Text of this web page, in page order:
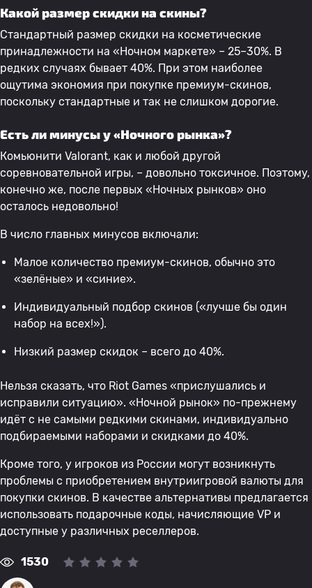
Какой размер скидки на скины?
Стандартный размер скидки на косметические
принадлежности на «Ночном маркете» – 25–30%. В
редких случаях бывает 40%. При этом наиболее
ощутима экономия при покупке премиум-скинов,
поскольку стандартные и так не слишком дорогие.
Есть ли минусы у «Ночного рынка»?
Комьюнити Valorant, как и любой другой
соревновательной игры, – довольно токсичное. Поэтому,
конечно же, после первых «Ночных рынков» оно
осталось недовольно!
В число главных минусов включали:
Малое количество премиум-скинов, обычно это
«зелёные» и «синие».
Индивидуальный подбор скинов («лучше бы один
набор на всех!»).
Низкий размер скидок – всего до 40%.
Нельзя сказать, что Riot Games «прислушались и
исправили ситуацию». «Ночной рынок» по-прежнему
идёт с не самыми редкими скинами, индивидуально
подбираемыми наборами и скидками до 40%.
Кроме того, у игроков из России могут возникнуть
проблемы с приобретением внутриигровой валюты для
покупки скинов. В качестве альтернативы предлагается
использовать подарочные коды, начисляющие VP и
доступные у различных реселлеров.
1530